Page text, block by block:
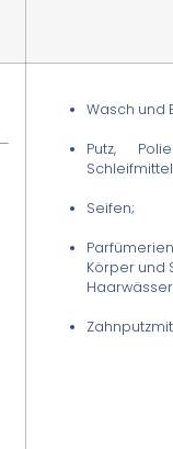
Wasch und
Putz,
Seifen;
Körper und